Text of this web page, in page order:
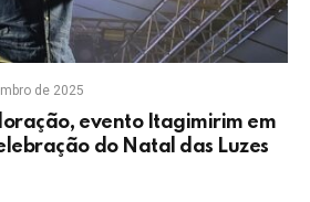
de 2025
evento Itagimirim em
do Natal das Luzes